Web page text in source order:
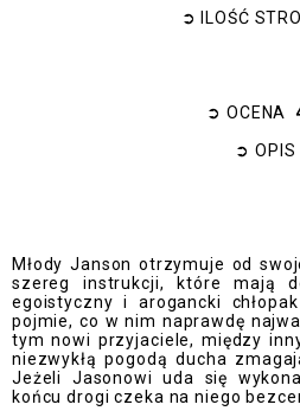
➲
ILOŚĆ
➲ OCENA
➲ OPIS
Młody Janson otrzymuje od
szereg instrukcji, które mają
egoistyczny i arogancki
pojmie, co w nim naprawdę
tym nowi przyjaciele, między
niezwykłą pogodą ducha
Jeżeli Jasonowi uda się
końcu drogi czeka na niego